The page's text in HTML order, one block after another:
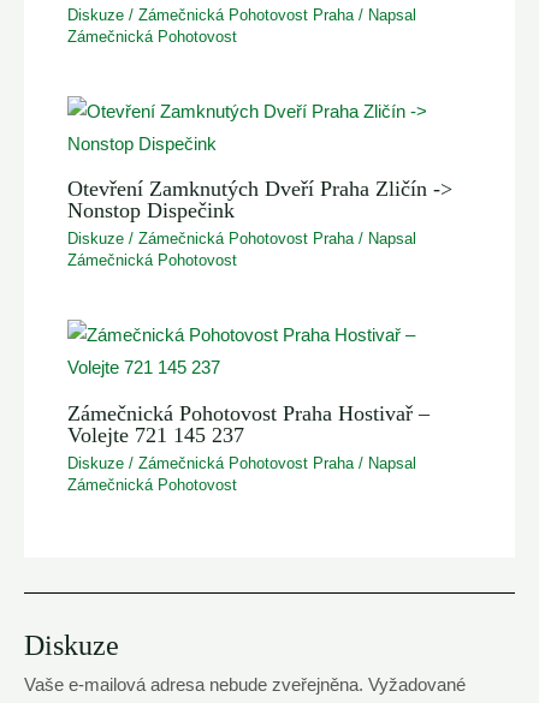
Diskuze /Zámečnická Pohotovost Praha / Napsal
Zámečnická Pohotovost
Otevření Zamknutých Dveří Praha Zličín ->
Nonstop Dispečink
Diskuze /Zámečnická Pohotovost Praha/ Napsal
Zámečnická Pohotovost
Zámečnická Pohotovost Praha Hostivař –
Volejte 721 145 237
Diskuze /Zámečnická Pohotovost Praha / Napsal
Zámečnická Pohotovost
Diskuze
Vaše e-mailová adresa nebude zveřejněna. Vyžadované